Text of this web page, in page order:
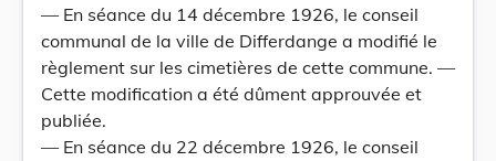
— En séance du 14 décembre 1926, le conseil
communal de la ville de Differdange a modifié le
règlement sur les cimetières de cette commune. —
Cette modification a été dûment approuvée et
publiée.
— En séance du 22 décembre 1926, le conseil